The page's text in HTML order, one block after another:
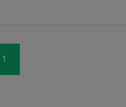
設計および実装 ・大規模
1